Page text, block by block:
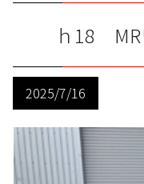
ｈ18
2025/7/16